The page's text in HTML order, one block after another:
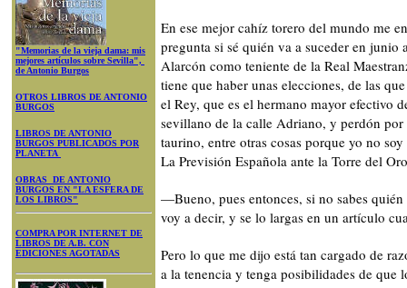
"Memorias de la vieja dama: mis
mejores artículos sobre Sevilla",
de Antonio Burgos
OTROS LIBROS DE ANTONIO
BURGOS
LIBROS DE ANTONIO
BURGOS PUBLICADOS POR
PLANETA
OBRAS DE ANTONIO
BURGOS EN "LA ESFERA DE
LOS LIBROS"
COMPRA POR INTERNET DE
LIBROS DE A.B. CON
EDICIONES AGOTADAS
En ese mejor cahíz torero del mundo me
pregunta si sé quién va a suceder en
Alarcón como teniente de la Real
tiene que haber unas elecciones, de las
el Rey, que es el hermano mayor efectivo
sevillano de la calle Adriano, y perdón
taurino, entre otras cosas porque yo no
La Previsión Española ante la Torre del
—Bueno, pues entonces, si no sabes
voy a decir, y se lo largas en un artículo
Pero lo que me dijo está tan cargado de
a la tenencia y tenga posibilidades de que